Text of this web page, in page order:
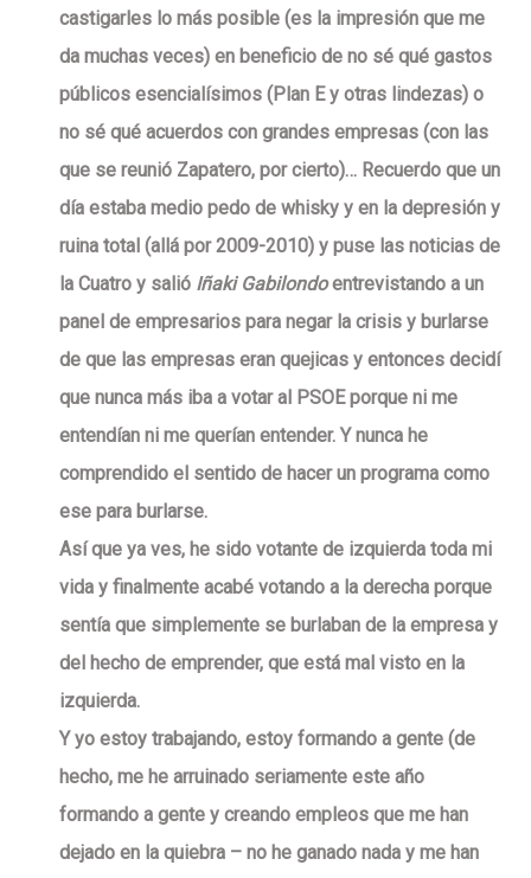
castigarles lo más posible (es la impresión que me
da muchas veces) en beneficio de no sé qué gastos
públicos esencialísimos (Plan E y otras lindezas) o
no sé qué acuerdos con grandes empresas (con las
que se reunió Zapatero, por cierto)… Recuerdo que un
día estaba medio pedo de whisky y en la depresión y
ruina total (allá por 2009-2010) y puse las noticias de
la Cuatro y salió Iñaki Gabilondoentrevistando a un
panel de empresarios para negar la crisis y burlarse
de que las empresas eran quejicas y entonces decidí
que nunca más iba a votar al PSOE porque ni me
entendían ni me querían entender. Y nunca he
comprendido el sentido de hacer un programa como
ese para burlarse.
Así que ya ves, he sido votante de izquierda toda mi
vida y finalmente acabé votando a la derecha porque
sentía que simplemente se burlaban de la empresa y
del hecho de emprender, que está mal visto en la
izquierda.
Y yo estoy trabajando, estoy formando a gente (de
hecho, me he arruinado seriamente este año
formando a gente y creando empleos que me han
dejado en la quiebra – no he ganado nada y me han